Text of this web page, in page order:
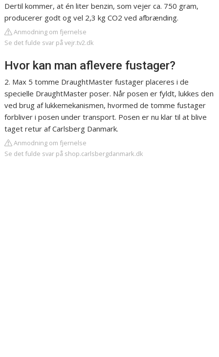
Dertil kommer, at én liter benzin, som vejer ca. 750 gram,
producerer godt og vel 2,3 kg CO2 ved afbrænding.
Anmodning om fjernelse
Se det fulde svar på vejr.tv2.dk
Hvor kan man aflevere fustager?
2. Max 5 tomme DraughtMaster fustager placeres i de
specielle DraughtMaster poser. Når posen er fyldt, lukkes den
ved brug af lukkemekanismen, hvormed de tomme fustager
forbliver i posen under transport. Posen er nu klar til at blive
taget retur af Carlsberg Danmark.
Anmodning om fjernelse
Se det fulde svar på shop.carlsbergdanmark.dk